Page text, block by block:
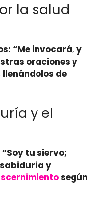
la salud
“Me invocará, y
oraciones y
de
y el
tu siervo;
y
según